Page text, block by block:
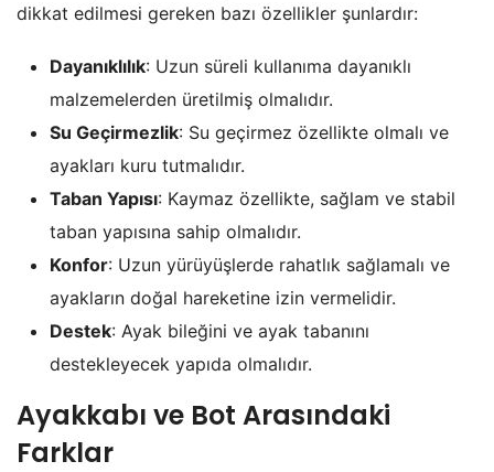
dikkat edilmesi gereken bazı özellikler şunlardır:
Dayanıklılık: Uzun süreli kullanıma dayanıklı
malzemelerden üretilmiş olmalıdır.
Su Geçirmezlik: Su geçirmez özellikte olmalı ve
ayakları kuru tutmalıdır.
Taban Yapısı: Kaymaz özellikte, sağlam ve stabil
taban yapısına sahip olmalıdır.
Konfor: Uzun yürüyüşlerde rahatlık sağlamalı ve
ayakların doğal hareketine izin vermelidir.
Destek: Ayak bileğini ve ayak tabanını
destekleyecek yapıda olmalıdır.
Ayakkabı ve Bot Arasındaki
Farklar